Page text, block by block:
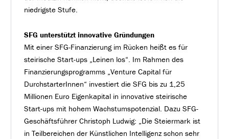
niedrigste Stufe.
SFG unterstützt innovative Gründungen
Mit einer SFG-Finanzierung im Rücken heißt es für
steirische Start-ups „Leinen los“. Im Rahmen des
Finanzierungsprogramms „Venture Capital für
DurchstarterInnen“ investiert die SFG bis zu 1,25
Millionen Euro Eigenkapital in innovative steirische
Start-ups mit hohem Wachstumspotenzial. Dazu SFG-
Geschäftsführer Christoph Ludwig: „Die Steiermark ist
in Teilbereichen der Künstlichen Intelligenz schon sehr